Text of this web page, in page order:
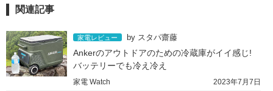
関連記事
家電レビュー by スタパ齋藤
Ankerのアウトドアのための冷蔵庫がイイ感じ!
バッテリーでも冷え冷え
家電 Watch 2023年7月7日